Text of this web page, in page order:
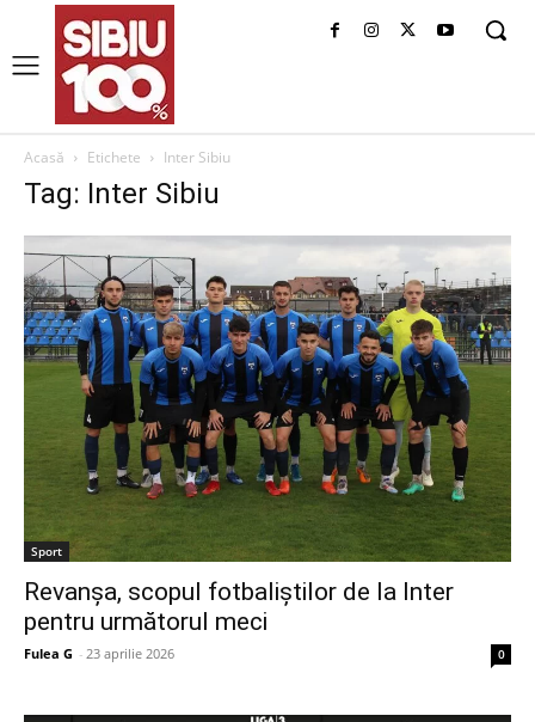
Acasă Etichete Inter Sibiu
Tag: Inter Sibiu
Sport
Revanșa, scopul fotbaliștilor de la Inter
pentru următorul meci
Fulea G - 23 aprilie 2026 0